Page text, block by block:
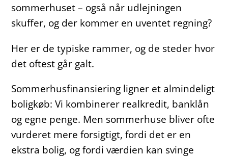
sommerhuset – også når udlejningen
skuffer, og der kommer en uventet regning?
Her er de typiske rammer, og de steder hvor
det oftest går galt.
Sommerhusfinansiering ligner et almindeligt
boligkøb: Vi kombinerer realkredit, banklån
og egne penge. Men sommerhuse bliver ofte
vurderet mere forsigtigt, fordi det er en
ekstra bolig, og fordi værdien kan svinge